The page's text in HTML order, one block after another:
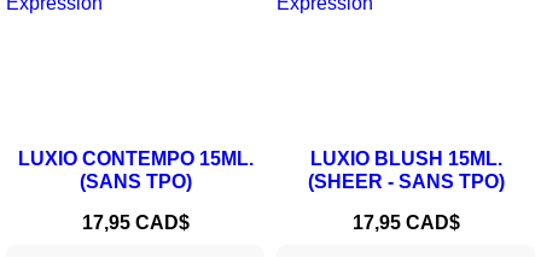
LUXIO CONTEMPO 15ML.
(SANS TPO)
Prix
17,95 CAD$
LUXIO BLUSH 15ML.
(SHEER - SANS TPO)
Prix
17,95 CAD$